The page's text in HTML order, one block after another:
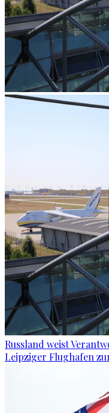
Russland weist
Leipziger Flughafen